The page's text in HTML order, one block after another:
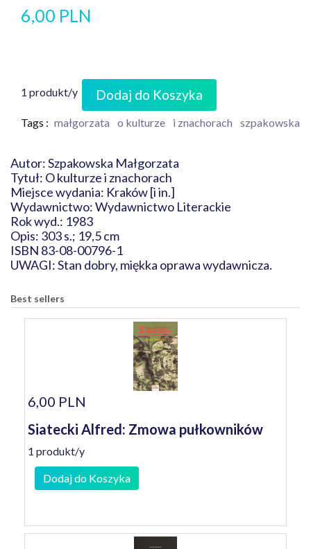
6,00 PLN
1 produkt/y Dodaj do Koszyka
Tags : małgorzata o kulturze i znachorach szpakowska
Autor: Szpakowska Małgorzata
Tytuł: O kulturze i znachorach
Miejsce wydania: Kraków [i in.]
Wydawnictwo: Wydawnictwo Literackie
Rok wyd.: 1983
Opis: 303 s.; 19,5 cm
ISBN 83-08-00796-1
UWAGI: Stan dobry, miękka oprawa wydawnicza.
Best sellers
6,00 PLN
Siatecki Alfred: Zmowa pułkowników
1 produkt/y
Dodaj do Koszyka